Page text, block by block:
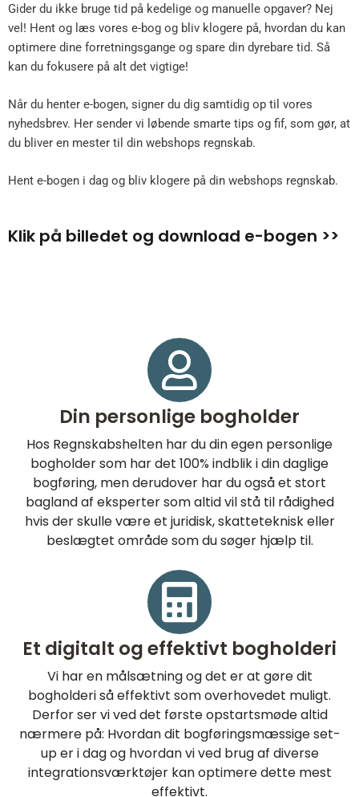
Gider du ikke bruge tid på kedelige og manuelle opgaver? Nej
vel! Hent og læs vores e-bog og bliv klogere på, hvordan du kan
optimere dine forretningsgange og spare din dyrebare tid. Så
kan du fokusere på alt det vigtige!
Når du henter e-bogen, signer du dig samtidig op til vores
nyhedsbrev. Her sender vi løbende smarte tips og fif, som gør, at
du bliver en mester til din webshops regnskab.
Hent e-bogen i dag og bliv klogere på din webshops regnskab.
Klik på billedet og download e-bogen >>
Din personlige bogholder
Hos Regnskabshelten har du din egen personlige
bogholder som har det 100% indblik i din daglige
bogføring, men derudover har du også et stort
bagland af eksperter som altid vil stå til rådighed
hvis der skulle være et juridisk, skatteteknisk eller
beslægtet område som du søger hjælp til.
Et digitalt og effektivt bogholderi
Vi har en målsætning og det er at gøre dit
bogholderi så effektivt som overhovedet muligt.
Derfor ser vi ved det første opstartsmøde altid
nærmere på: Hvordan dit bogføringsmæssige set-
up er i dag og hvordan vi ved brug af diverse
integrationsværktøjer kan optimere dette mest
effektivt.